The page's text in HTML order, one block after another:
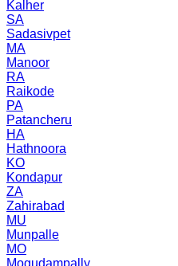
Kalher
SA
Sadasivpet
MA
Manoor
RA
Raikode
PA
Patancheru
HA
Hathnoora
KO
Kondapur
ZA
Zahirabad
MU
Munpalle
MO
Mogudampally